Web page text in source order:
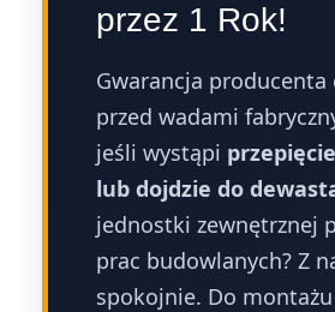
przez 1 Rok!
Gwarancja
przed wadami
jeśli wystąpi
lub dojdzie do
jednostki zewnętrznej
prac budowlanych? Z
spokojnie. Do montażu